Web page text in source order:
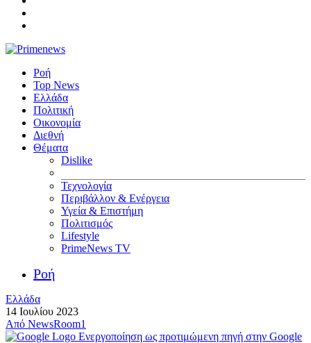
Ροή
Top News
Ελλάδα
Πολιτική
Οικονομία
Διεθνή
Θέματα
Dislike
Τεχνολογία
Περιβάλλον & Ενέργεια
Υγεία & Επιστήμη
Πολιτισμός
Lifestyle
PrimeNews TV
Ροή
Ελλάδα
14 Ιουλίου 2023
Από NewsRoom1
Ενεργοποίηση ως προτιμώμενη πηγή στην Google